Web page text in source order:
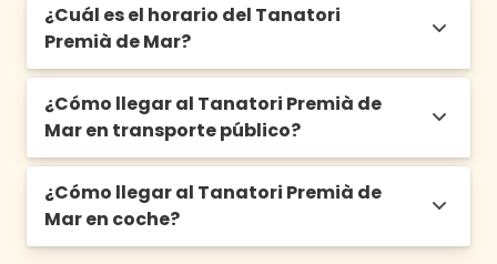
C/ Rafael Casanova, 3, 08330, Premià de
Mar.
¿Cuál es el horario del Tanatori
Premià de Mar?
De 8:00h a 21:00h los 365 días del año
¿Cómo llegar al Tanatori Premià de
Mar en transporte público?
Para llegar alTanatori de Premià de Mar
en Barcelona, se puede acceder en
transporte público mediante lalíneas de
¿Cómo llegar al Tanatori Premià de
Mar en coche?